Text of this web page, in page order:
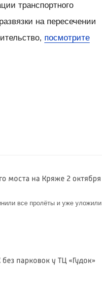
транспортного
на пересечении
посмотрите
моста на Кряже 2 октября
все пролёты и уже уложили
парковок у ТЦ «Гудок»